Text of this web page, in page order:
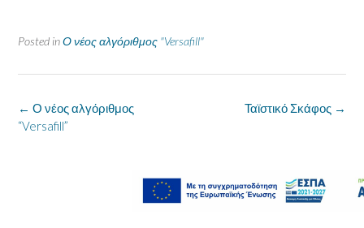
Posted inΟ νέος αλγόριθμος "Versafill"
Post
navigation
Ταϊστικό Σκάφος →
← Ο νέος αλγόριθμος
“Versafill”